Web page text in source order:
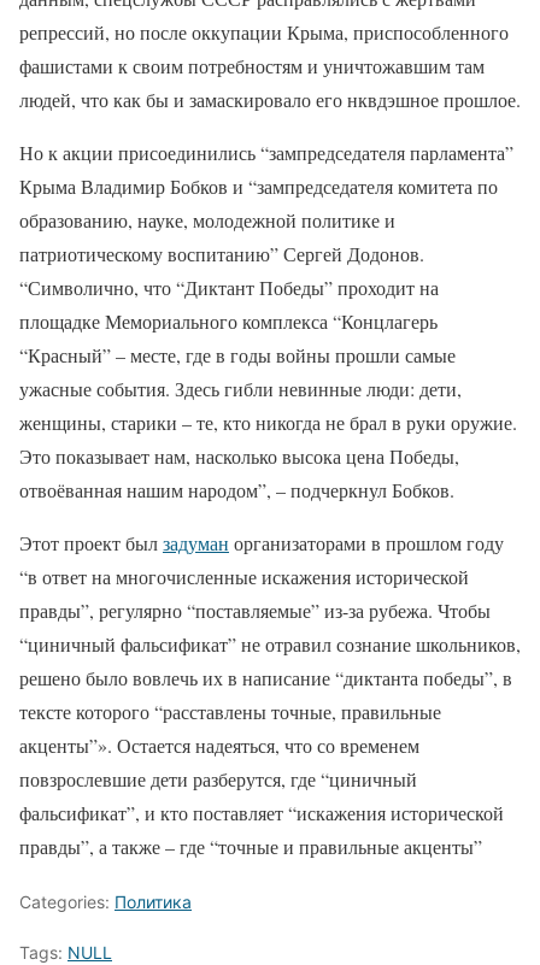
репрессий, но после оккупации Крыма, приспособленного
фашистами к своим потребностям и уничтожавшим там
людей, что как бы и замаскировало его нквдэшное прошлое.
Но к акции присоединились “зампредседателя парламента”
Крыма Владимир Бобков и “зампредседателя комитета по
образованию, науке, молодежной политике и
патриотическому воспитанию” Сергей Додонов.
“Символично, что “Диктант Победы” проходит на
площадке Мемориального комплекса “Концлагерь
“Красный” – месте, где в годы войны прошли самые
ужасные события. Здесь гибли невинные люди: дети,
женщины, старики – те, кто никогда не брал в руки оружие.
Это показывает нам, насколько высока цена Победы,
отвоёванная нашим народом”, – подчеркнул Бобков.
Этот проект былзадуман организаторами в прошлом году
“в ответ на многочисленные искажения исторической
правды”, регулярно “поставляемые” из-за рубежа. Чтобы
“циничный фальсификат” не отравил сознание школьников,
решено было вовлечь их в написание “диктанта победы”, в
тексте которого “расставлены точные, правильные
акценты”». Остается надеяться, что со временем
повзрослевшие дети разберутся, где “циничный
фальсификат”, и кто поставляет “искажения исторической
правды”, а также – где “точные и правильные акценты”
Categories: Политика
Tags: NULL